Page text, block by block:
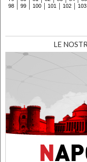
98
99 100 101 102 103
LE